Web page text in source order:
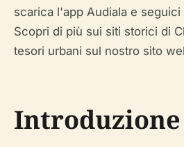
scarica l'app Audiala e
Scopri di più sui siti storici di
tesori urbani sul nostro sito
Introduzione